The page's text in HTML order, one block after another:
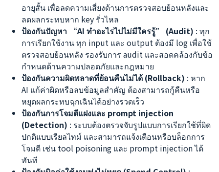
อายุสั้น เพื่อลดความเสี่ยงด้านการตรวจสอบย้อนหลังและ
ลดผลกระทบหาก key รั่วไหล
ป้องกันปัญหา “AI ทำอะไรไปไม่มีใครรู้” (Audit) : ทุก
การเรียกใช้งาน ทุก input และ output ต้องมี log เพื่อใช้
ตรวจสอบย้อนหลัง รองรับการ audit และสอดคล้องกับข้อ
กำหนดด้านความปลอดภัยและกฎหมาย
ป้องกันความผิดพลาดที่ย้อนคืนไม่ได้ (Rollback) : หาก
AI แก้ค่าผิดหรือลบข้อมูลสำคัญ ต้องสามารถกู้คืนหรือ
หยุดผลกระทบฉุกเฉินได้อย่างรวดเร็ว
ป้องกันการโจมตีแฝงและ prompt injection
(Detection) : ระบบต้องตรวจจับรูปแบบการเรียกใช้ที่ผิด
ปกติแบบเรียลไทม์ และสามารถแจ้งเตือนหรือบล็อกการ
โจมตี เช่น tool poisoning และ prompt injection ได้
ทันที